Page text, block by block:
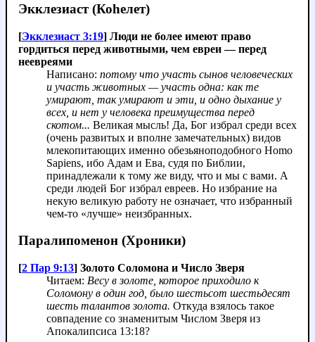
Экклезиаст (Коhелет)
[Экклезиаст 3:19] Люди не более имеют право
гордиться перед животными, чем евреи — перед
неевреями
Написано: потому что участь сынов человеческих
и участь животных — участь одна: как те
умирают, так умирают и эти, и одно дыхание у
всех, и нет у человека преимущества перед
скотом... Великая мысль! Да, Бог избрал среди всех
(очень развитых и вполне замечательных) видов
млекопитающих именно обезьяноподобного Homo
Sapiens, ибо Адам и Ева, судя по Библии,
принадлежали к тому же виду, что и мы с вами. А
среди людей Бог избрал евреев. Но избрание на
некую великую работу не означает, что избранный
чем-то «лучше» неизбранных.
Паралипоменон (Хроники)
[2 Пар 9:13] Золото Соломона и Число Зверя
Читаем: Весу в золоте, которое приходило к
Соломону в один год, было шестьсот шестьдесят
шесть талантов золота. Откуда взялось такое
совпадение со знаменитым Числом Зверя из
Апокалипсиса 13:18?